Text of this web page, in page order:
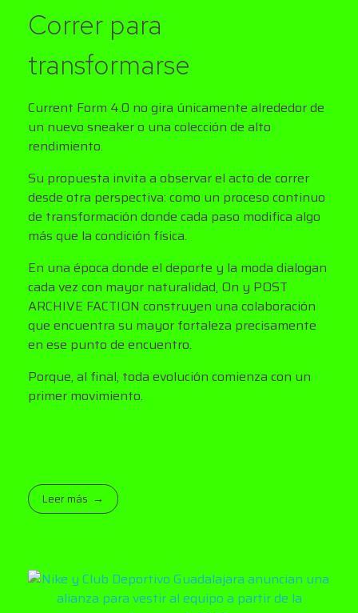
Correr para
transformarse
Current Form 4.0 no gira únicamente alrededor de
un nuevo sneaker o una colección de alto
rendimiento.
Su propuesta invita a observar el acto de correr
desde otra perspectiva: como un proceso continuo
de transformación donde cada paso modifica algo
más que la condición física.
En una época donde el deporte y la moda dialogan
cada vez con mayor naturalidad, On y POST
ARCHIVE FACTION construyen una colaboración
que encuentra su mayor fortaleza precisamente
en ese punto de encuentro.
Porque, al final, toda evolución comienza con un
primer movimiento.
Leer más